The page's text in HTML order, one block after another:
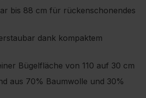
bis 88 cm für rückenschonendes
dank kompaktem
Bügelfläche von 110 auf 30 cm
aus 70% Baumwolle und 30%